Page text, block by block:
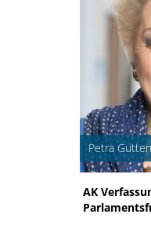
Petra
AK